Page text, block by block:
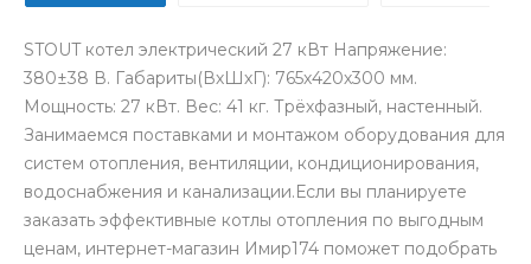
STOUT котел электрический 27 кВт Напряжение:
380±38 В. Габариты(ВхШхГ): 765х420х300 мм.
Мощность: 27 кВт. Вес: 41 кг. Трёхфазный, настенный.
Занимаемся поставками и монтажом оборудования для
систем отопления, вентиляции, кондиционирования,
водоснабжения и канализации.Если вы планируете
заказать эффективные котлы отопления по выгодным
ценам, интернет-магазин Имир174 поможет подобрать